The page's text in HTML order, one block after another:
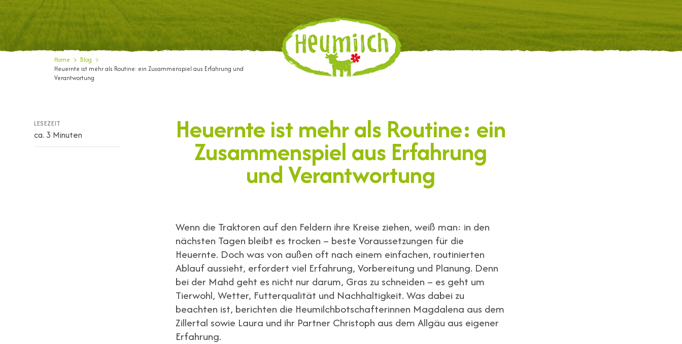
Home
Blog
Heuernte ist mehr als Routine: ein Zusammenspiel aus Erfahrung und
Verantwortung
LESEZEIT
ca. 3 Minuten Heuernte ist mehr als Routine: ein
Zusammenspiel aus Erfahrung
und Verantwortung
Wenn die Traktoren auf den Feldern ihre Kreise ziehen, weiß man: in den
nächsten Tagen bleibt es trocken – beste Voraussetzungen für die
Heuernte. Doch was von außen oft nach einem einfachen, routinierten
Ablauf aussieht, erfordert viel Erfahrung, Vorbereitung und Planung. Denn
bei der Mahd geht es nicht nur darum, Gras zu schneiden – es geht um
Tierwohl, Wetter, Futterqualität und Nachhaltigkeit. Was dabei zu
beachten ist, berichten die Heumilchbotschafterinnen Magdalena aus dem
Zillertal sowie Laura und ihr Partner Christoph aus dem Allgäu aus eigener
Erfahrung.